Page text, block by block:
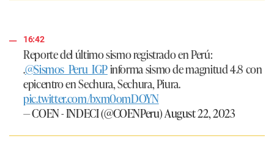
16:42
Reporte del último sismo registrado en Perú:
.@Sismos_Peru_IGPinforma sismo de magnitud 4.8 con
epicentro en Sechura, Sechura, Piura.
pic.twitter.com/bxm0omDOYN
— COEN - INDECI (@COENPeru)August 22, 2023